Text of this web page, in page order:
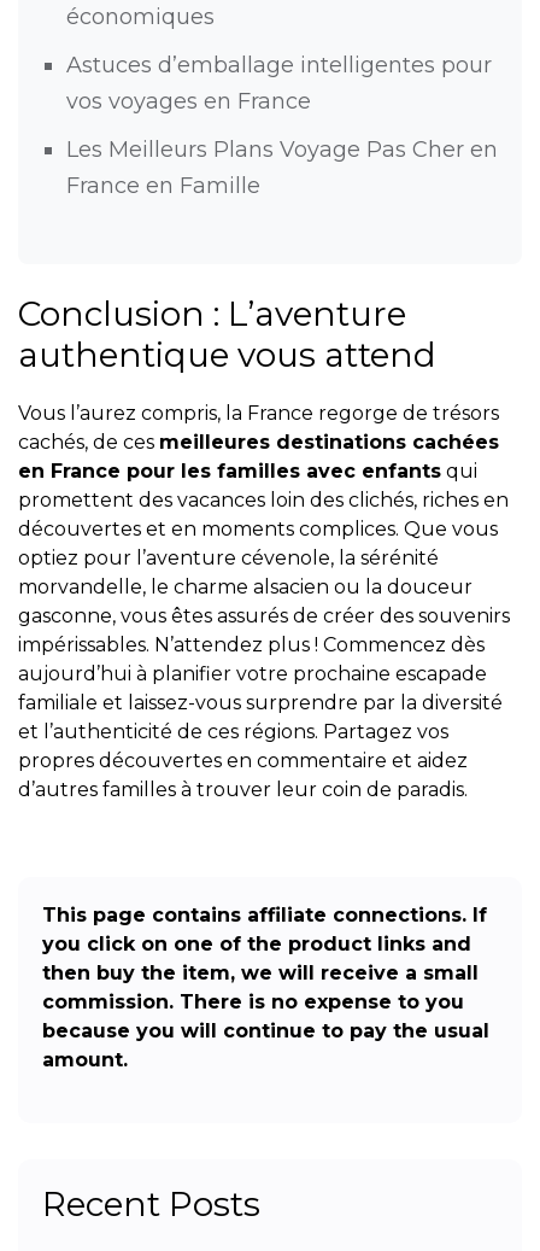
économiques
Astuces d’emballage intelligentes pour
vos voyages en France
Les Meilleurs Plans Voyage Pas Cher en
France en Famille
Conclusion : L’aventure
authentique vous attend
Vous l’aurez compris, la France regorge de trésors
cachés, de ces meilleures destinations cachées
en France pour les familles avec enfants qui
promettent des vacances loin des clichés, riches en
découvertes et en moments complices. Que vous
optiez pour l’aventure cévenole, la sérénité
morvandelle, le charme alsacien ou la douceur
gasconne, vous êtes assurés de créer des souvenirs
impérissables. N’attendez plus ! Commencez dès
aujourd’hui à planifier votre prochaine escapade
familiale et laissez-vous surprendre par la diversité
et l’authenticité de ces régions. Partagez vos
propres découvertes en commentaire et aidez
d’autres familles à trouver leur coin de paradis.
This page contains affiliate connections. If
you click on one of the product links and
then buy the item, we will receive a small
commission. There is no expense to you
because you will continue to pay the usual
amount.
Recent Posts